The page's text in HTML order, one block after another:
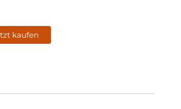
kaufen